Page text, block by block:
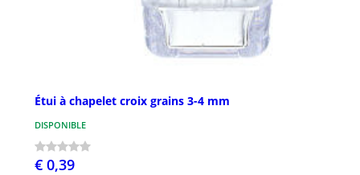
Étui à chapelet croix grains 3-4 mm
DISPONIBLE
€ 0,39